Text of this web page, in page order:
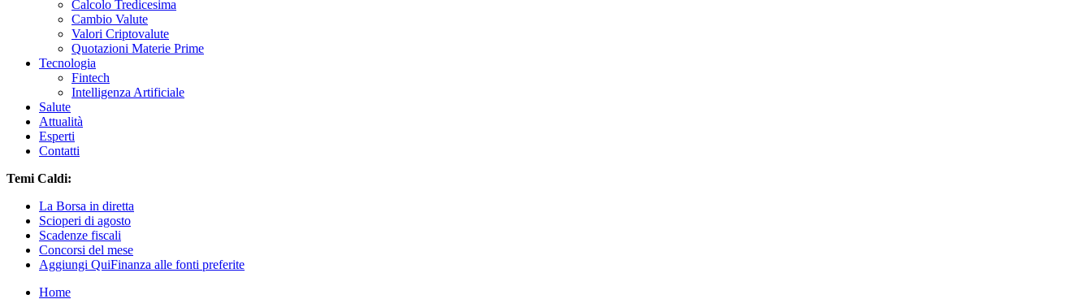
Calcolo Tredicesima
Cambio Valute
Valori Criptovalute
Quotazioni Materie Prime
Tecnologia
Fintech
Intelligenza Artificiale
Salute
Attualità
Esperti
Contatti
Temi Caldi:
La Borsa in diretta
Scioperi di agosto
Scadenze fiscali
Concorsi del mese
Aggiungi QuiFinanza alle fonti preferite
Home